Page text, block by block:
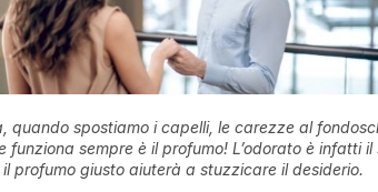
quando spostiamo i capelli, le carezze al
sempre è il profumo! L’odorato è infatti
il profumo giusto aiuterà a stuzzicare il desiderio.